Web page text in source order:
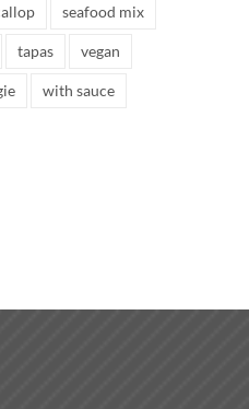
seafood mix
tapas vegan
with sauce